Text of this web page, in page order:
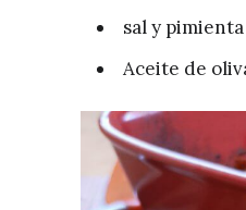
sal y pimienta
Aceite de